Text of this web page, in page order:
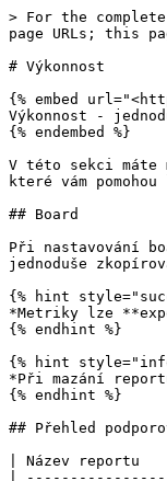
> For the
page URLs; this
# Výkonnost
{% embed
Výkonnost -
{% endembed %}
V této sekci máte
které vám
## Board
Při nastavování
jednoduše
{% hint
*Metriky lze
{% endhint %}
{% hint
*Při mazání
{% endhint %}
## Přehled
| Název
|